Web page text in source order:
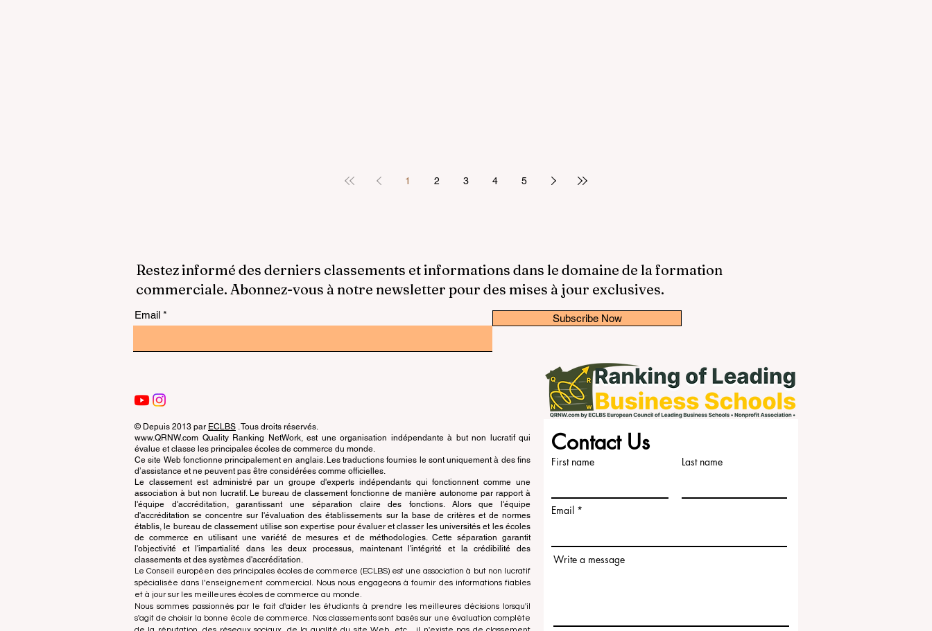
1 2 3 4 5
Restez informé des derniers classements et informations dans le domaine de la formation
commerciale. Abonnez-vous à notre newsletter pour des mises à jour exclusives.
Email Subscribe Now
© Depuis 2013 par ECLBS . Tous droits réservés.
www.QRNW.com Quality Ranking NetWork, est une organisation indépendante à but non lucratif qui
évalue et classe les principales écoles de commerce du monde.
Ce site Web fonctionne principalement en anglais. Les traductions fournies le sont uniquement à des fins
d’assistance et ne peuvent pas être considérées comme officielles.
Le classement est administré par un groupe d'experts indépendants qui fonctionnent comme une
association à but non lucratif. Le bureau de classement fonctionne de manière autonome par rapport à
l'équipe d'accréditation, garantissant une séparation claire des fonctions. Alors que l'équipe
d'accréditation se concentre sur l'évaluation des établissements sur la base de critères et de normes
établis, le bureau de classement utilise son expertise pour évaluer et classer les universités et les écoles
de commerce en utilisant une variété de mesures et de méthodologies. Cette séparation garantit
l'objectivité et l'impartialité dans les deux processus, maintenant l'intégrité et la crédibilité des
classements et des systèmes d'accréditation.
Le Conseil européen des principales écoles de commerce (ECLBS) est une association à but non lucratif
spécialisée dans l'enseignement commercial. Nous nous engageons à fournir des informations fiables
et à jour sur les meilleures écoles de commerce au monde.
Nous sommes passionnés par le fait d'aider les étudiants à prendre les meilleures décisions lorsqu'il
s'agit de choisir la bonne école de commerce. Nos classements sont basés sur une évaluation complète
Contact Us
First name Last name
Email
Write a message